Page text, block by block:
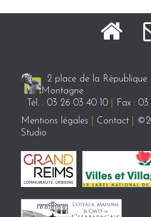
2 place de la République
Montagne
Tél. : 03 26 03 40 10
Fax :
Mentions légales
Contact
Studio